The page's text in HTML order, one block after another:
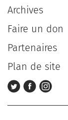
Archives
Faire un don
Partenaires
Plan de site